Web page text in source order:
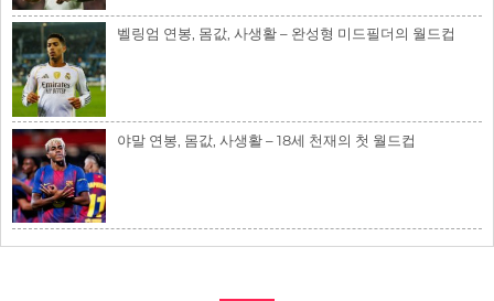
벨링엄 연봉, 몸값, 사생활 – 완성형 미드필더의 월드컵
야말 연봉, 몸값, 사생활 – 18세 천재의 첫 월드컵